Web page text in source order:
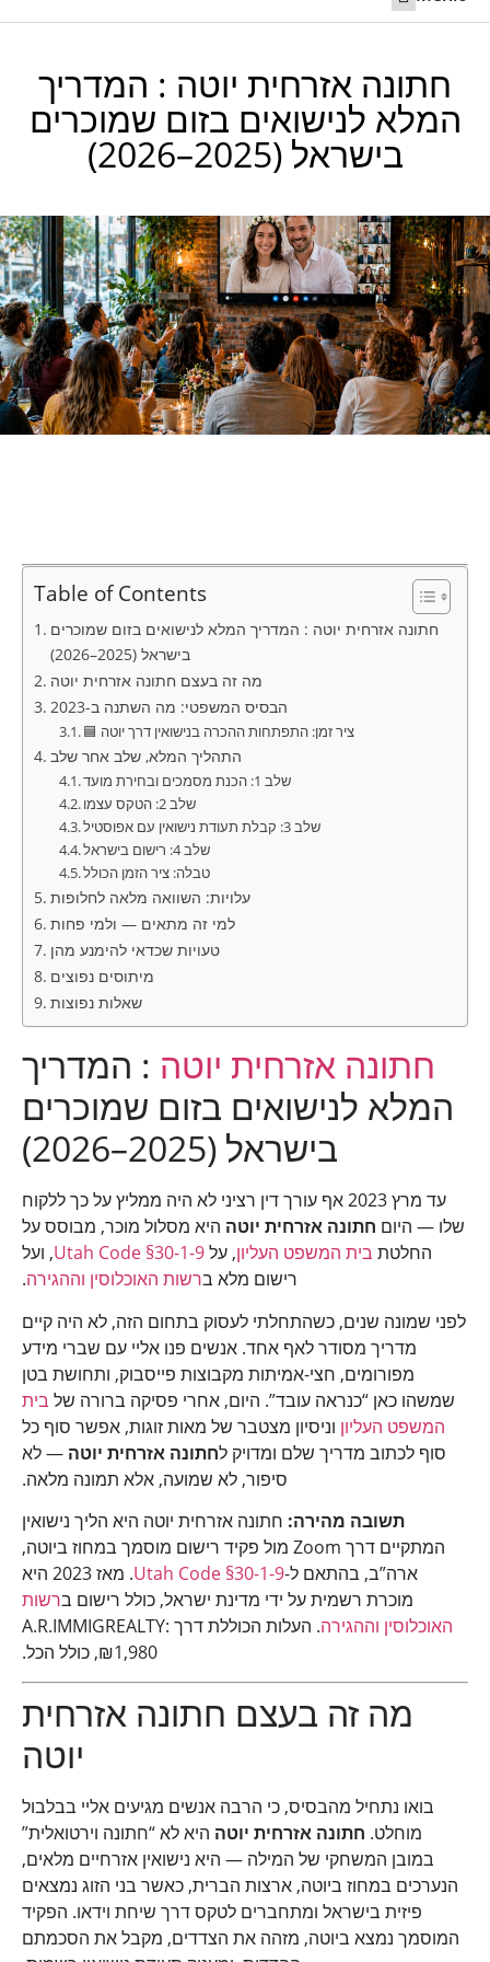
חתונה אזרחית יוטה : המדריך
המלא לנישואים בזום שמוכרים
בישראל (2025–2026)
Table of Contents
חתונה אזרחית יוטה : המדריך המלא לנישואים בזום שמוכרים
בישראל (2025–2026)
מה זה בעצם חתונה אזרחית יוטה
הבסיס המשפטי: מה השתנה ב-2023
🟦 ציר זמן: התפתחות ההכרה בנישואין דרך יוטה
התהליך המלא, שלב אחר שלב
שלב 1: הכנת מסמכים ובחירת מועד
שלב 2: הטקס עצמו
שלב 3: קבלת תעודת נישואין עם אפוסטיל
שלב 4: רישום בישראל
טבלה: ציר הזמן הכולל
עלויות: השוואה מלאה לחלופות
למי זה מתאים — ולמי פחות
טעויות שכדאי להימנע מהן
מיתוסים נפוצים
שאלות נפוצות
חתונה אזרחית יוטה: המדריך
המלא לנישואים בזום שמוכרים
בישראל (2025–2026)
עד מרץ 2023 אף עורך דין רציני לא היה ממליץ על כך ללקוח
שלו — היוםחתונה אזרחית יוטההיא מסלול מוכר, מבוסס על
החלטתבית המשפט העליון, עלUtah Code §30-1-9, ועל
רישום מלא ברשות האוכלוסין וההגירה.
לפני שמונה שנים, כשהתחלתי לעסוק בתחום הזה, לא היה קיים
מדריך מסודר לאף אחד. אנשים פנו אליי עם שברי מידע
מפורומים, חצי-אמיתות מקבוצות פייסבוק, ותחושת בטן
שמשהו כאן “כנראה עובד”. היום, אחרי פסיקה ברורה שלבית
המשפט העליוןוניסיון מצטבר של מאות זוגות, אפשר סוף כל
סוף לכתוב מדריך שלם ומדויק לחתונה אזרחית יוטה— לא
סיפור, לא שמועה, אלא תמונה מלאה.
תשובה מהירה:חתונה אזרחית יוטה היא הליך נישואין
המתקיים דרך Zoom מול פקיד רישום מוסמך במחוז ביוטה,
ארה”ב, בהתאם ל-Utah Code §30-1-9
. מאז 2023 היא
מוכרת רשמית על ידי מדינת ישראל, כולל רישום ברשות
האוכלוסין וההגירה
. העלות הכוללת דרך A.R.IMMIGREALTY:
₪1,980, כולל הכל.
מה זה בעצם חתונה אזרחית
יוטה
בואו נתחיל מהבסיס, כי הרבה אנשים מגיעים אליי בבלבול
מוחלט.חתונה אזרחית יוטההיא לא “חתונה וירטואלית”
במובן המשחקי של המילה — היא נישואין אזרחיים מלאים,
הנערכים במחוז ביוטה, ארצות הברית, כאשר בני הזוג נמצאים
פיזית בישראל ומתחברים לטקס דרך שיחת וידאו. הפקיד
המוסמך נמצא ביוטה, מזהה את הצדדים, מקבל את הסכמתם